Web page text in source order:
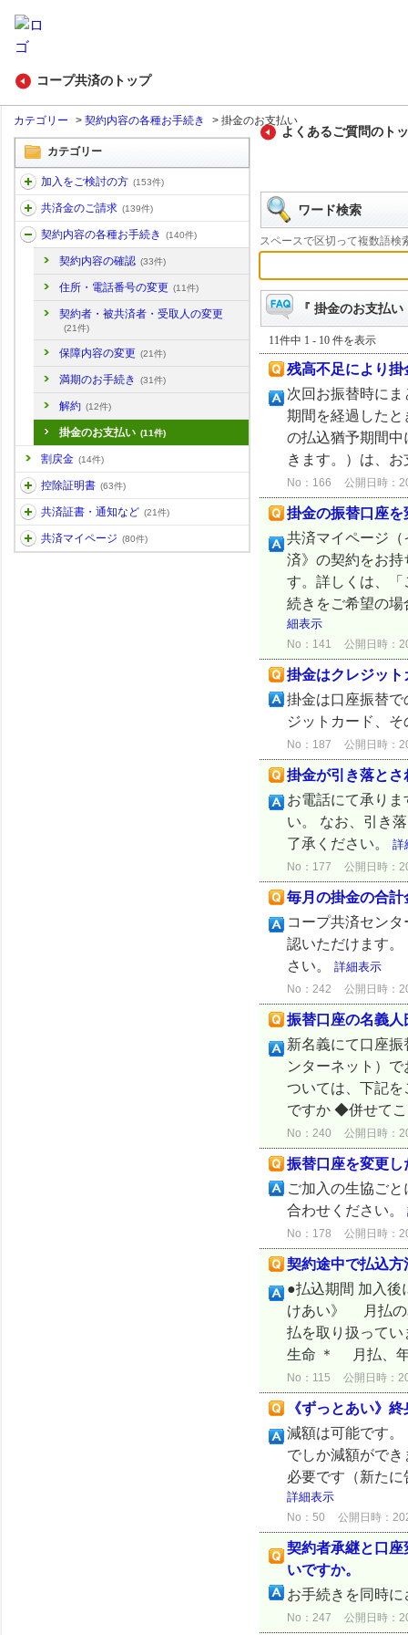
コープ共済のトップ
カテゴリー > 契約内容の各種お手続き > 掛金のお支払い
カテゴリー
加入をご検討の方 (153件)
共済金のご請求 (139件)
契約内容の各種お手続き (140件)
契約内容の確認 (33件)
住所・電話番号の変更 (11件)
契約者・被共済者・受取人の変更
(21件)
保障内容の変更 (21件)
満期のお手続き (31件)
解約 (12件)
掛金のお支払い (11件)
割戻金 (14件)
控除証明書 (63件)
共済証書・通知など (21件)
共済マイページ (80件)
よくあるご質問のト
ワード検索
スペースで区切って複数語検
『 掛金のお支払
11件中 1 - 10 件を表示
残高不足により
次回お振替時に
期間を経過した
の払込猶予期間
きます。）は、
No：166 公開日時：
掛金の振替口座
共済マイページ
済》の契約をお
す。詳しくは、
続きをご希望の
細表示
No：141 公開日時：
掛金はクレジッ
掛金は口座振替
ジットカード、
No：187 公開日時：
掛金が引き落と
お電話にて承り
い。 なお、引き
了承ください。 詳
No：177 公開日時：
毎月の掛金の合
コープ共済セン
認いただけます
さい。 詳細表示
No：242 公開日時：
振替口座の名義
新名義にて口座
ンターネット）
ついては、下記
ですか ◆併せて
No：240 公開日時：
振替口座を変更
ご加入の生協ご
合わせください。
No：178 公開日時：
契約途中で払込
●払込期間 加入後
けあい》 月払の
払を取り扱って
生命 ＊ 月払、
No：115 公開日時：
《ずっとあい》
減額は可能です
でしか減額がで
必要です（新た
詳細表示
No：50 公開日時：
契約者承継と口
いですか。
お手続きを同時
No：247 公開日時：